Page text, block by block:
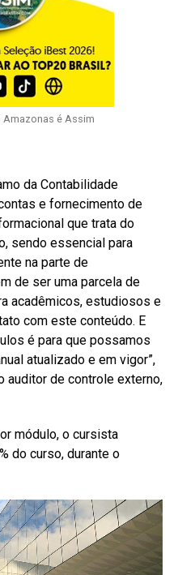
Amazonas é Assim
da Contabilidade
e fornecimento de
que trata do
sendo essencial para
na parte de
de ser uma parcela de
acadêmicos, estudiosos e
com este conteúdo. E
é para que possamos
atualizado e em vigor”,
auditor de controle externo,
módulo, o cursista
do curso, durante o